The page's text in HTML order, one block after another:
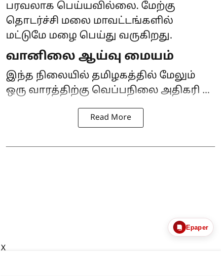
பரவலாக பெய்யவில்லை. மேற்கு
தொடர்ச்சி மலை மாவட்டங்களில்
மட்டுமே மழை பெய்து வருகிறது.
வானிலை ஆய்வு மையம்
இந்த நிலையில் தமிழகத்தில் மேலும்
ஒரு வாரத்திற்கு வெப்பநிலை அதிகரி ...
Read More
Epaper
X